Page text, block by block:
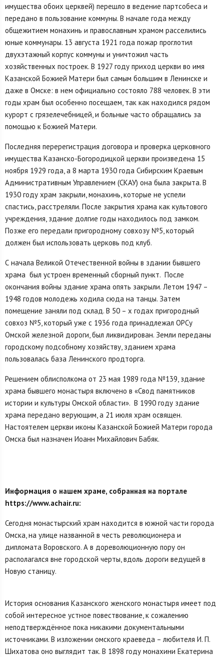
имущества обоих церквей) перешло в ведение партсобеса и
передано в пользование коммуны. В начале года между
общежитием монахинь и православным храмом расселились
юные коммунары. 13 августа 1921 года пожар проглотил
двухэтажный корпус коммуны и уничтожил часть
хозяйственных построек. В 1927 году приход церкви во имя
Казанской Божией Матери был самым большим в Ленинске и
даже в Омске: в нем официально состояло 788 человек. В эти
годы храм был особенно посещаем, так как находился рядом
курорт с грязелечебницей, и больные часто обращались за
помощью к Божией Матери.
Последняя перерегистрация договора и проверка церковного
имущества Казанско-Богородицкой церкви произведена 15
ноября 1929 года, а 8 марта 1930 года Сибирским Краевым
Административным Управлением (СКАУ) она была закрыта. В
1930 году храм закрыли, монахинь, которые не успели
спастись, расстреляли. После закрытия храма как культового
учреждения, здание долгие годы находилось под замком.
Позже его передали пригородному совхозу №5, который
должен был использовать церковь под клуб.
С начала Великой Отечественной войны в здании бывшего
храма был устроен временный сборный пункт. После
окончания войны здание храма опять закрыли. Летом 1947 –
1948 годов молодежь ходила сюда на танцы. Затем
помещение заняли под склад. В 50 – х годах пригородный
совхоз №5, который уже с 1936 года принадлежал ОРСу
Омской железной дороги, был ликвидирован. Земли переданы
городскому подсобному хозяйству, зданием храма
пользовалась база Ленинского продторга.
Решением облисполкома от 23 мая 1989 года №139, здание
храма бывшего монастыря включено в «Свод памятников
истории и культуры Омской области». В 1990 году здание
храма передано верующим, а 21 июля храм освящен.
Настоятелем церкви иконы Казанской Божией Матери города
Омска был назначен Иоанн Михайлович Бабяк.
Информация о нашем храме, собранная на портале
https://www.achair.ru:
Сегодня монастырский храм находится в южной части города
Омска, на улице названной в честь революционера и
дипломата Воровского. А в дореволюционную пору он
располагался вне городской черты, вдоль дороги ведущей в
Новую станицу.
История основания Казанского женского монастыря имеет под
собой интересное устное повествование, к сожалению
неподтверждённое пока никакими документальными
источниками. В изложении омского краеведа – любителя И. П.
Шихатова оно выглядит так. В 1898 году монахини Екатерина